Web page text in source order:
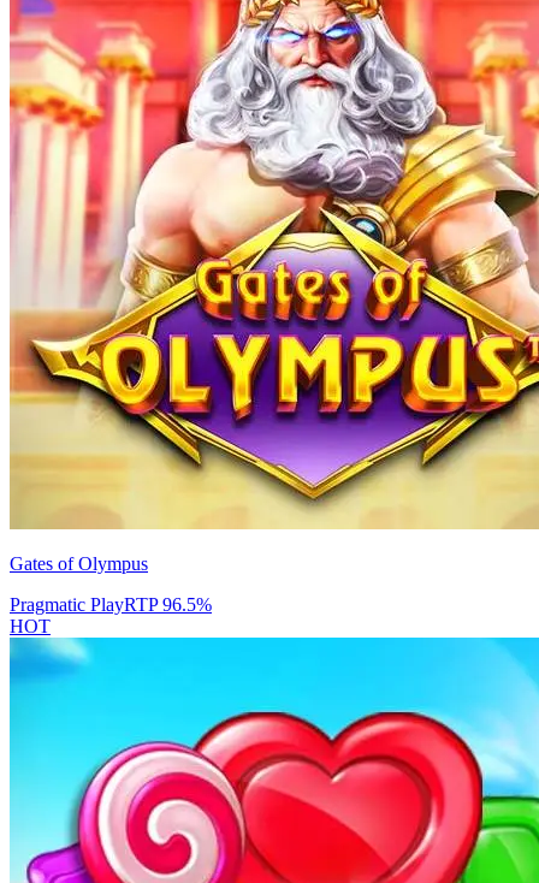
Gates of Olympus
Pragmatic PlayRTP96.5%
HOT